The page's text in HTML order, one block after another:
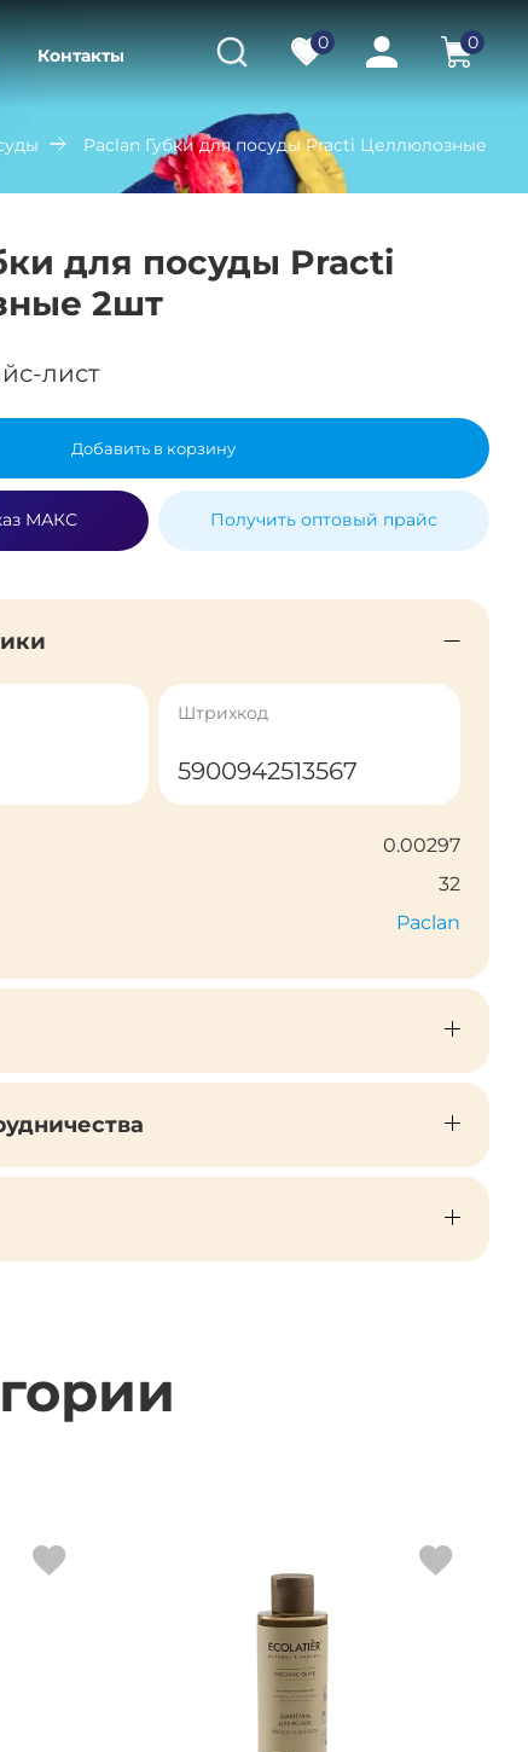
Контакты
0 0
Paclan Губки для посуды Practi Целлюлозные
для посуды Practi
2шт
лист
Добавить в корзину
МАКС Получить оптовый прайс
Штрихкод
5900942513567
0.00297
32
Paclan